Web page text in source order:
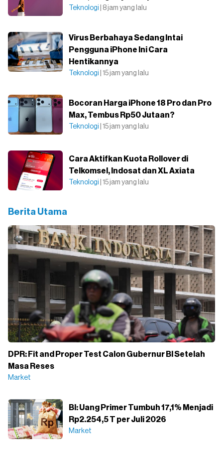
Teknologi | 8 jam yang lalu
Virus Berbahaya Sedang Intai
Pengguna iPhone Ini Cara
Hentikannya
Teknologi | 15 jam yang lalu
Bocoran Harga iPhone 18 Pro dan Pro
Max, Tembus Rp50 Jutaan?
Teknologi | 15 jam yang lalu
Cara Aktifkan Kuota Rollover di
Telkomsel, Indosat dan XL Axiata
Teknologi | 15 jam yang lalu
Berita Utama
DPR: Fit and Proper Test Calon Gubernur BI Setelah
Masa Reses
Market
BI: Uang Primer Tumbuh 17,1% Menjadi
Rp2.254,5 T per Juli 2026
Market